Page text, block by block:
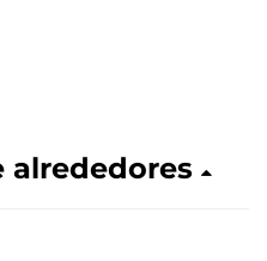
alrededores